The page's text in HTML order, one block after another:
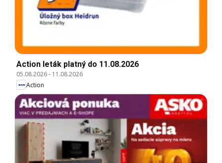
Action leták platný do 11.08.2026
05.08.2026- 11.08.2026
Action